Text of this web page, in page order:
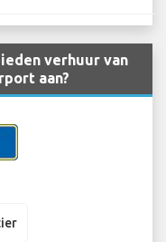
verhuur van
aan?